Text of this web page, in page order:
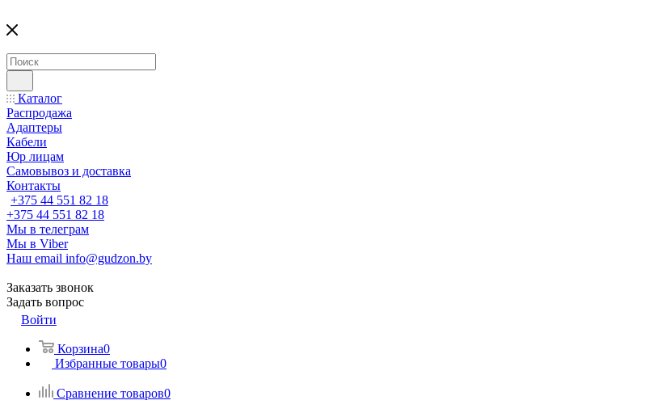
Каталог
Распродажа
Адаптеры
Кабели
Юр лицам
Самовывоз и доставка
Контакты
+375 44 551 82 18
+375 44 551 82 18
Мы в телеграм
Мы в Viber
Наш email info@gudzon.by
Заказать звонок
Задать вопрос
Войти
Корзина0
Избранные товары0
Сравнение товаров0